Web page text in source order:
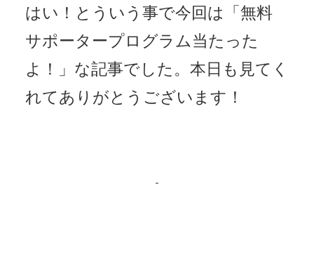
はい！とういう事で今回は「無料
サポータープログラム当たった
よ！」な記事でした。本日も見てく
れてありがとうございます！